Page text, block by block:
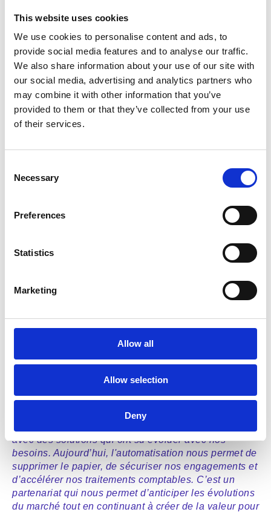
This website uses cookies
We use cookies to personalise content and ads, to
provide social media features and to analyse our traffic.
We also share information about your use of our site with
our social media, advertising and analytics partners who
may combine it with other information that you’ve
provided to them or that they’ve collected from your use
of their services.
Selection
Necessary
Preferences
Statistics
Marketing
Allow all
Allow selection
Deny
fournisseurs, McDonald’s Force a systématisé le
contrôle des RIB et des informations juridiques,
protégeant ainsi l'organisation contre les risques de
fraude. Cette infrastructure digitale permet aujourd’hui à
McDonald’s Force d’aborder sereinement la réforme de
la facturation électronique, dans une logique
d’optimisation continue.
En s’appuyant sur les technologies d’Esker, McDonald’s
significative de la performance financière :
paiements
pour une meilleure collaboration interne
systématique des RIB
avec une visibilité accrue
réglementaires, notamment la réforme de la
Pour Cyrille Maton, Responsable Contrôle de Gestion
la robustesse de l'outil et la qualité de
l'accompagnement :
avec des solutions qui ont su évoluer avec nos
besoins. Aujourd’hui, l'automatisation nous permet de
supprimer le papier, de sécuriser nos engagements et
d’accélérer nos traitements comptables. C’est un
partenariat qui nous permet d’anticiper les évolutions
du marché tout en continuant à créer de la valeur pour